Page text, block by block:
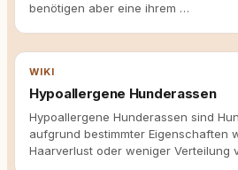
benötigen aber eine ihrem …
WIKI
Hypoallergene Hunderassen
Hypoallergene Hunderassen sind
aufgrund bestimmter Eigenschaften
Haarverlust oder weniger Verteilung